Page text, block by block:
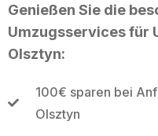
Genießen Sie die
Umzugsservices für
Olsztyn:
100€ sparen bei
Olsztyn